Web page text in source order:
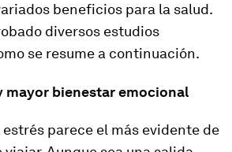
beneficios para la salud.
diversos estudios
se resume a continuación.
mayor bienestar emocional
parece el más evidente de